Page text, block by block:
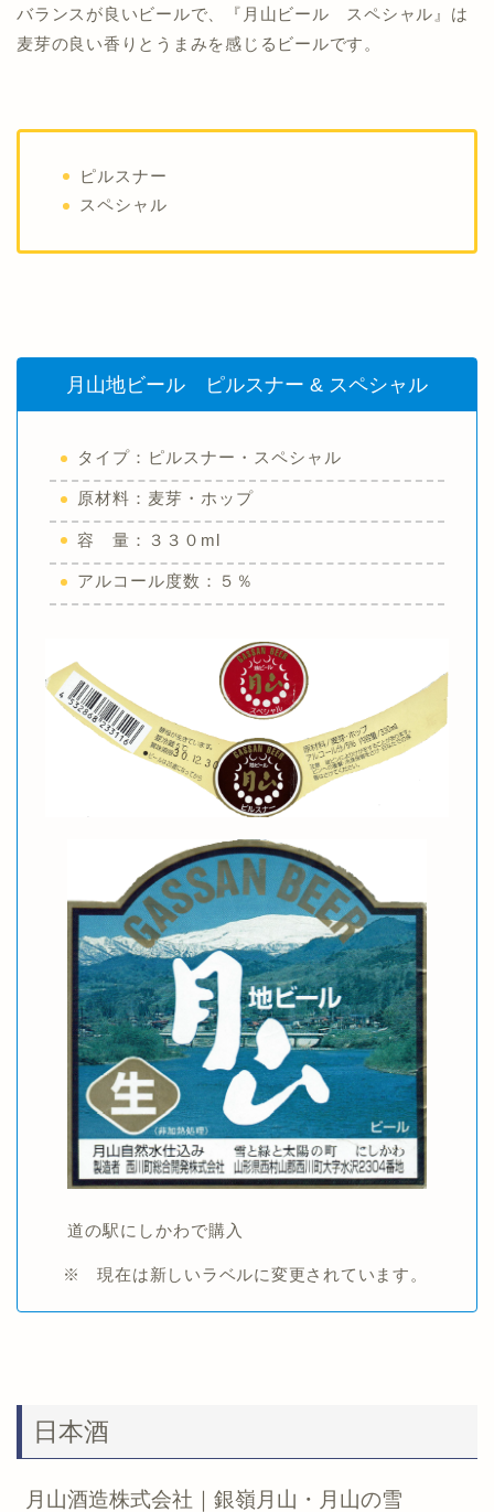
バランスが良いビールで、『月山ビール スペシャル』は
麦芽の良い香りとうまみを感じるビールです。
ピルスナー
スペシャル
月山地ビール ピルスナー & スペシャル
タイプ：ピルスナー・スペシャル
原材料：麦芽・ホップ
容 量：３３０ml
アルコール度数：５％
道の駅にしかわで購入
※ 現在は新しいラベルに変更されています。
日本酒
月山酒造株式会社｜銀嶺月山・月山の雪